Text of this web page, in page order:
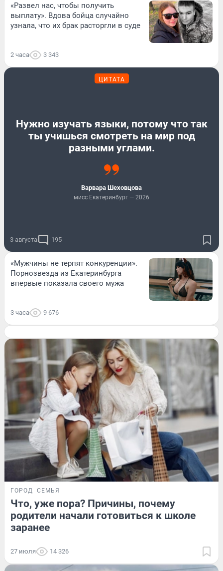
«Развел нас, чтобы получить
выплату». Вдова бойца случайно
узнала, что их брак расторгли в суде
2 часа 3 343
ЦИТАТА
Нужно изучать языки, потому что так
ты учишься смотреть на мир под
разными углами.
Варвара Шеховцова
мисс Екатеринбург — 2026
3 августа 195
«Мужчины не терпят конкуренции».
Порнозвезда из Екатеринбурга
впервые показала своего мужа
3 часа 9 676
ГОРОД СЕМЬЯ
Что, уже пора? Причины, почему
родители начали готовиться к школе
заранее
27 июля 14 326